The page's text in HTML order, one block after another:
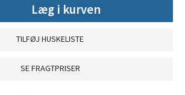
Læg i kurven
TILFØJ HUSKELISTE
SE FRAGTPRISER